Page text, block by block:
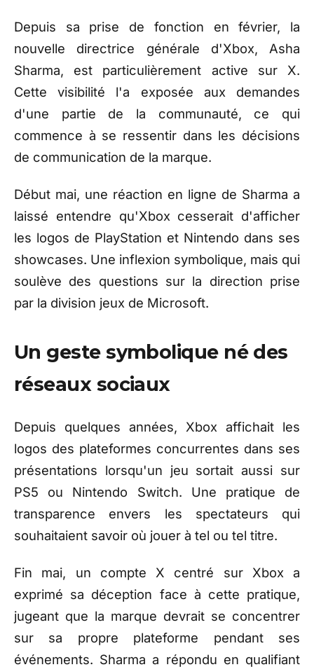
Depuis sa prise de fonction en février, la
nouvelle directrice générale d'Xbox, Asha
Sharma, est particulièrement active sur X.
Cette visibilité l'a exposée aux demandes
d'une partie de la communauté, ce qui
commence à se ressentir dans les décisions
de communication de la marque.
Début mai, une réaction en ligne de Sharma a
laissé entendre qu'Xbox cesserait d'afficher
les logos de PlayStation et Nintendo dans ses
showcases. Une inflexion symbolique, mais qui
soulève des questions sur la direction prise
par la division jeux de Microsoft.
Un geste symbolique né des
réseaux sociaux
Depuis quelques années, Xbox affichait les
logos des plateformes concurrentes dans ses
présentations lorsqu'un jeu sortait aussi sur
PS5 ou Nintendo Switch. Une pratique de
transparence envers les spectateurs qui
souhaitaient savoir où jouer à tel ou tel titre.
Fin mai, un compte X centré sur Xbox a
exprimé sa déception face à cette pratique,
jugeant que la marque devrait se concentrer
sur sa propre plateforme pendant ses
événements. Sharma a répondu en qualifiant